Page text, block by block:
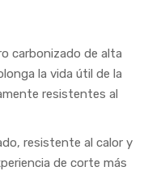
carbonizado de alta
la vida útil de la
resistentes al
resistente al calor y
de corte más